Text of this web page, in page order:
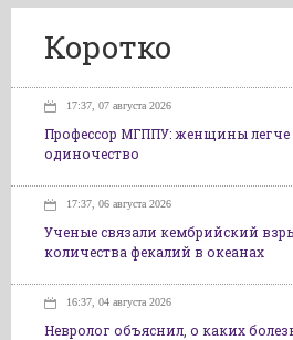
Коротко
17:37, 07 августа 2026
Профессор МГППУ: женщины
одиночество
17:37, 06 августа 2026
Ученые связали кембрийский
количества фекалий в океанах
16:37, 04 августа 2026
Невролог объяснил, о каких